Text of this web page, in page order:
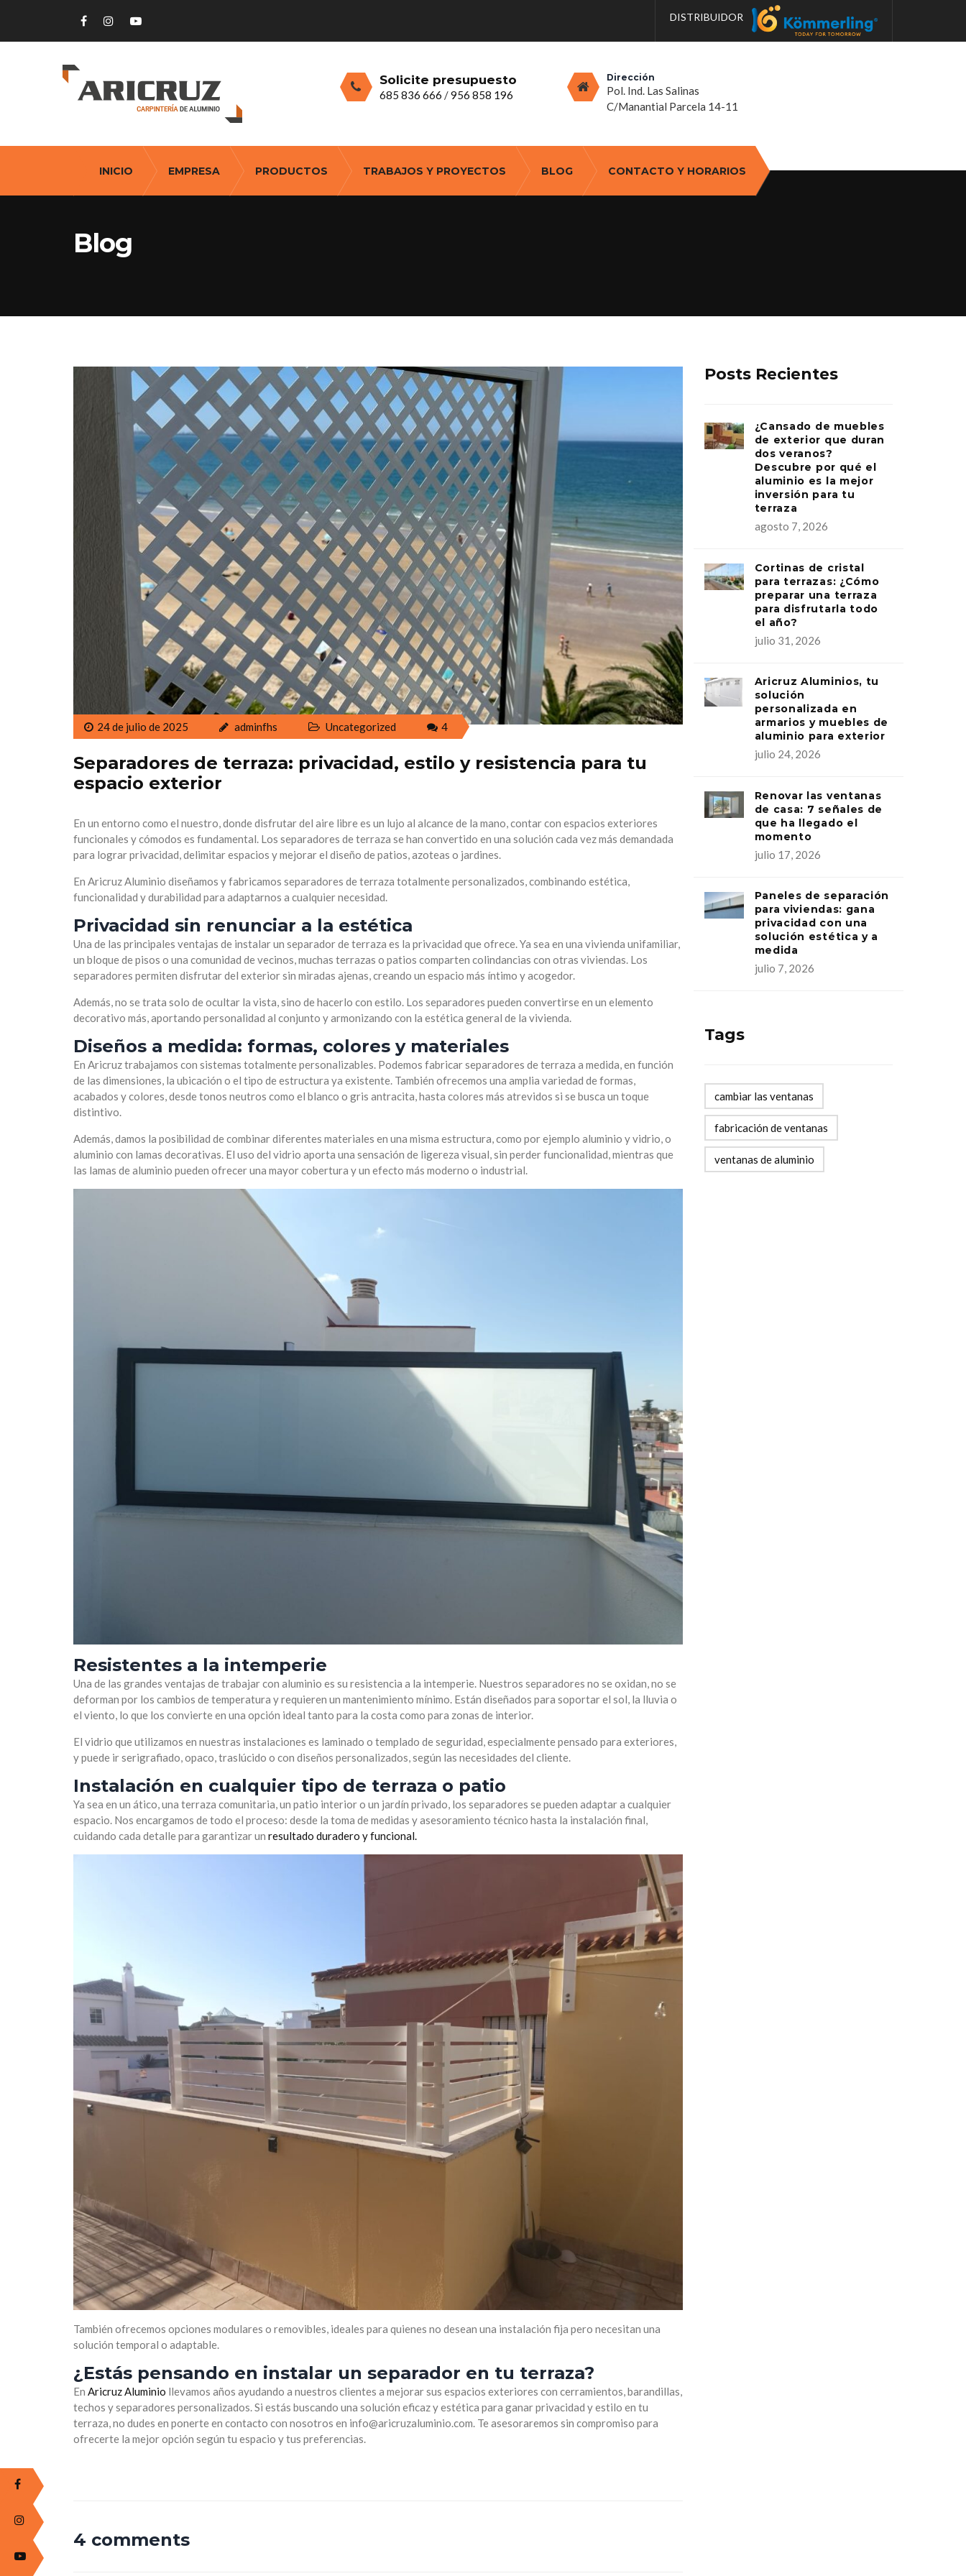
DISTRIBUIDOR
Solicite presupuesto
685 836 666 /956 858 196
Dirección
Pol. Ind. Las Salinas
C/Manantial Parcela 14-11
INICIO EMPRESA PRODUCTOS TRABAJOS Y PROYECTOS BLOG CONTACTO Y HORARIOS
Blog
24 de julio de 2025 adminfhs Uncategorized 4
Separadores de terraza: privacidad, estilo y resistencia para tu
espacio exterior
En un entorno como el nuestro, donde disfrutar del aire libre es un lujo al alcance de la mano, contar con espacios exteriores
funcionales y cómodos es fundamental. Los separadores de terraza se han convertido en una solución cada vez más demandada
para lograr privacidad, delimitar espacios y mejorar el diseño de patios, azoteas o jardines.
En Aricruz Aluminio diseñamos y fabricamos separadores de terraza totalmente personalizados, combinando estética,
funcionalidad y durabilidad para adaptarnos a cualquier necesidad.
Privacidad sin renunciar a la estética
Una de las principales ventajas de instalar un separador de terraza es la privacidad que ofrece. Ya sea en una vivienda unifamiliar,
un bloque de pisos o una comunidad de vecinos, muchas terrazas o patios comparten colindancias con otras viviendas. Los
separadores permiten disfrutar del exterior sin miradas ajenas, creando un espacio más íntimo y acogedor.
Además, no se trata solo de ocultar la vista, sino de hacerlo con estilo. Los separadores pueden convertirse en un elemento
decorativo más, aportando personalidad al conjunto y armonizando con la estética general de la vivienda.
Diseños a medida: formas, colores y materiales
En Aricruz trabajamos con sistemas totalmente personalizables. Podemos fabricar separadores de terraza a medida, en función
de las dimensiones, la ubicación o el tipo de estructura ya existente. También ofrecemos una amplia variedad de formas,
acabados y colores, desde tonos neutros como el blanco o gris antracita, hasta colores más atrevidos si se busca un toque
distintivo.
Además, damos la posibilidad de combinar diferentes materiales en una misma estructura, como por ejemplo aluminio y vidrio, o
aluminio con lamas decorativas. El uso del vidrio aporta una sensación de ligereza visual, sin perder funcionalidad, mientras que
las lamas de aluminio pueden ofrecer una mayor cobertura y un efecto más moderno o industrial.
Resistentes a la intemperie
Una de las grandes ventajas de trabajar con aluminio es su resistencia a la intemperie. Nuestros separadores no se oxidan, no se
deforman por los cambios de temperatura y requieren un mantenimiento mínimo. Están diseñados para soportar el sol, la lluvia o
el viento, lo que los convierte en una opción ideal tanto para la costa como para zonas de interior.
El vidrio que utilizamos en nuestras instalaciones es laminado o templado de seguridad, especialmente pensado para exteriores,
y puede ir serigrafiado, opaco, traslúcido o con diseños personalizados, según las necesidades del cliente.
Instalación en cualquier tipo de terraza o patio
Ya sea en un ático, una terraza comunitaria, un patio interior o un jardín privado, los separadores se pueden adaptar a cualquier
espacio. Nos encargamos de todo el proceso: desde la toma de medidas y asesoramiento técnico hasta la instalación final,
cuidando cada detalle para garantizar un resultado duradero y funcional.
También ofrecemos opciones modulares o removibles, ideales para quienes no desean una instalación fija pero necesitan una
solución temporal o adaptable.
¿Estás pensando en instalar un separador en tu terraza?
En Aricruz Aluminio llevamos años ayudando a nuestros clientes a mejorar sus espacios exteriores con cerramientos, barandillas,
techos y separadores personalizados. Si estás buscando una solución eficaz y estética para ganar privacidad y estilo en tu
terraza, no dudes en ponerte en contacto con nosotros en info@aricruzaluminio.com. Te asesoraremos sin compromiso para
ofrecerte la mejor opción según tu espacio y tus preferencias.
4 comments
Posts Recientes
¿Cansado de muebles
de exterior que duran
dos veranos?
Descubre por qué el
aluminio es la mejor
inversión para tu
terraza
agosto 7, 2026
Cortinas de cristal
para terrazas: ¿Cómo
preparar una terraza
para disfrutarla todo
el año?
julio 31, 2026
Aricruz Aluminios, tu
solución
personalizada en
armarios y muebles de
aluminio para exterior
julio 24, 2026
Renovar las ventanas
de casa: 7 señales de
que ha llegado el
momento
julio 17, 2026
Paneles de separación
para viviendas: gana
privacidad con una
solución estética y a
medida
julio 7, 2026
Tags
cambiar las ventanas
fabricación de ventanas
ventanas de aluminio